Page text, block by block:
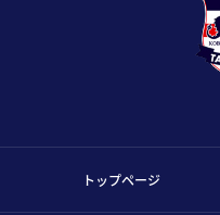
トップページ